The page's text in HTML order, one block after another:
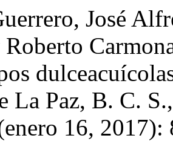
José
La Paz, B. C.
16,